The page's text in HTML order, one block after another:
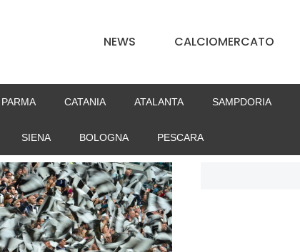
NEWS CALCIOMERCATO
PARMA CATANIA ATALANTA SAMPDORIA
SIENA BOLOGNA PESCARA